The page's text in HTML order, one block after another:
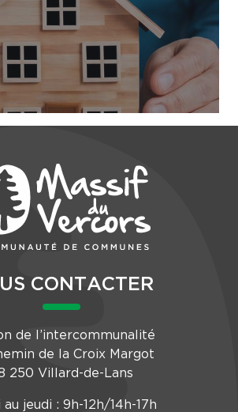
CONTACTER
de l’intercommunalité
de la Croix Margot
250 Villard-de-Lans
au jeudi : 9h-12h/14h-17h